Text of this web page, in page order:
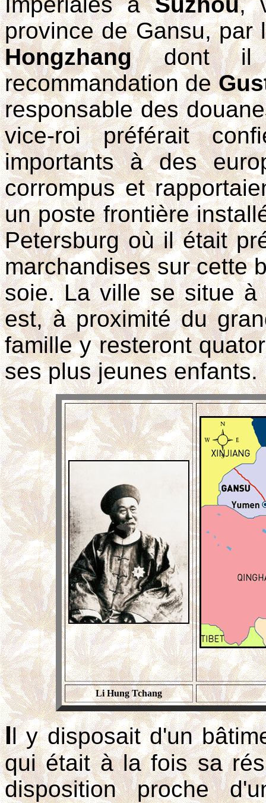
province de Gansu,
Hongzhangdont il
recommandation de
responsable des
vice-roi préférait
importants à des
corrompus et
un poste frontière
Petersburg où il était
marchandises sur cette
soie. La ville se situe
est, à proximité du
famille y resteront
ses plus jeunes enfants.
Li Hung Tchang
Il y disposait d'un
qui était à la fois sa
disposition proche